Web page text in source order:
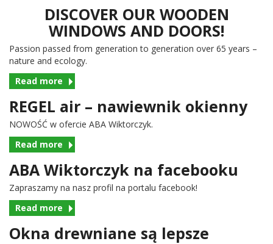
DISCOVER OUR WOODEN
WINDOWS AND DOORS!
Pas­sion passed from gen­er­a­tion to gen­er­a­tion over 65 years –
nature and ecology.
Read more
REGEL air – nawiewnik okienny
NOWOŚĆ w ofer­cie ABA Wiktorczyk.
Read more
ABA Wiktorczyk na facebooku
Zapraszamy na nasz pro­fil na por­talu facebook!
Read more
Okna drewniane są lepsze